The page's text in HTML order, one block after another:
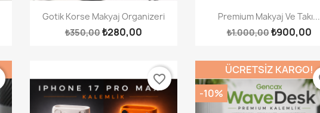
Hızlı Görünüm
Gotik Korse Makyaj Organizeri
₺350,00₺280,00
Hızlı Görünüm
Premium Makyaj Ve Takı...
₺1.000,00₺900,00
favorite_border
ÜCRETSIZ KARGO!
-10%